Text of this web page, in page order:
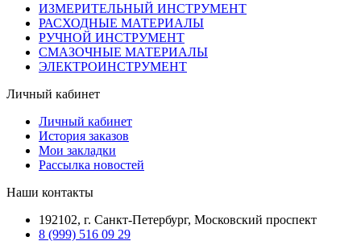
ИЗМЕРИТЕЛЬНЫЙ ИНСТРУМЕНТ
РАСХОДНЫЕ МАТЕРИАЛЫ
РУЧНОЙ ИНСТРУМЕНТ
СМАЗОЧНЫЕ МАТЕРИАЛЫ
ЭЛЕКТРОИНСТРУМЕНТ
Личный кабинет
Личный кабинет
История заказов
Мои закладки
Рассылка новостей
Наши контакты
192102, г. Санкт-Петербург, Московский проспект
8 (999) 516 09 29